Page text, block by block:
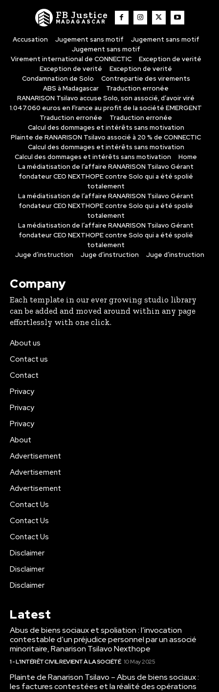
FB Justice
MADAGASCAR
Accusation Jugement sans motif
Jugement sans motif
Jugement sans motif
Virement international de CONNECTIC
Exception de verité
Exception de verité
Exception de verité
Condamnation de Solo
Contrepartie des virements
ABS à Madagascar
Traduction erronée
RANARISON Tsilavo accuse Solo, son associé, d’avoir viré
1.047.060 euros en France au profit de la société EMERGENT
Traduction erronée
Traduction erronée
Calcul des dommages et intérêts sans motivation
Plainte de RANARISON Tsilavo associé à 20 % de CONNECTIC
Calcul des dommages et intérêts sans motivation
Calcul des dommages et intérêts sans motivation
Home
La médiatisation de l’affaire RANARISON Tsilavo Gérant
fondateur CEO NEXTHOPE contre Solo qui a été spolié
totalement
La médiatisation de l’affaire RANARISON Tsilavo Gérant
fondateur CEO NEXTHOPE contre Solo qui a été spolié
totalement
La médiatisation de l’affaire RANARISON Tsilavo Gérant
fondateur CEO NEXTHOPE contre Solo qui a été spolié
totalement
Juge d’instruction
Juge d’instruction Juge d’instruction
Company
Each template in our ever growing studio library
can be added and moved around within any page
effortlessly with one click.
About us
Contact us
Contact
Privacy
Privacy
Privacy
About
Advertisement
Advertisement
Advertisement
Contact Us
Contact Us
Contact Us
Disclaimer
Disclaimer
Disclaimer
Latest
Abus de biens sociaux et spoliation : l’invocation
contestable d’un préjudice personnel par un associé
minoritaire, Ranarison Tsilavo Nexthope
1 - L'INTÉRÊT CIVIL REVIENT À LA SOCIÉTÉ 10 May 2025
Plainte de Ranarison Tsilavo – Abus de biens sociaux :
les factures contestées et la réalité des opérations